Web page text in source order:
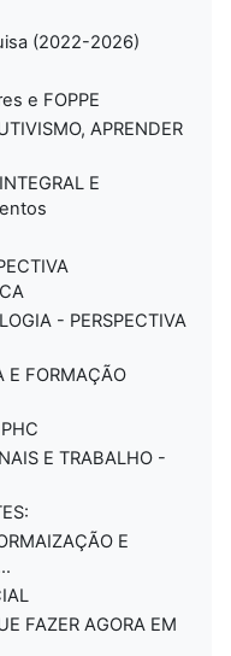
(2022-2026)
e FOPPE
APRENDER
E
- PERSPECTIVA
E FORMAÇÃO
E TRABALHO -
E
FAZER AGORA EM